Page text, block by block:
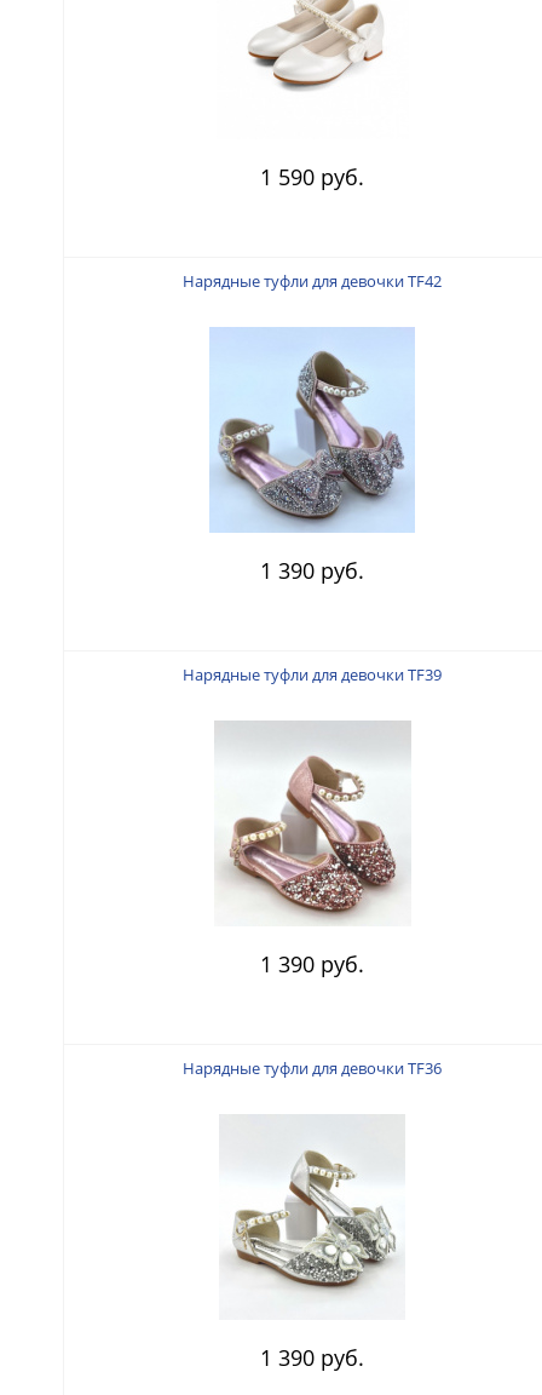
1 590 руб.
Нарядные туфли для девочки TF42
1 390 руб.
Нарядные туфли для девочки TF39
1 390 руб.
Нарядные туфли для девочки TF36
1 390 руб.